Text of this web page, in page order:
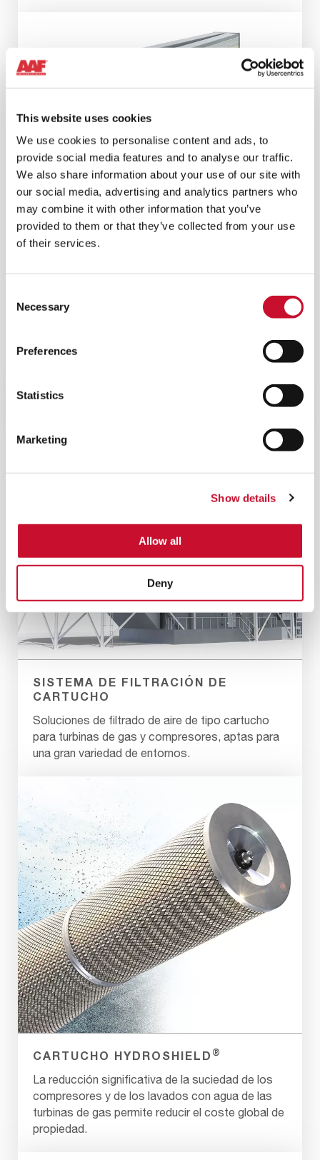
This website uses cookies
We use cookies to personalise content and ads, to
provide social media features and to analyse our traffic.
We also share information about your use of our site with
our social media, advertising and analytics partners who
may combine it with other information that you’ve
provided to them or that they’ve collected from your use
of their services.
Selection
Necessary
Preferences
Statistics
Marketing
Show details
Allow all
Deny
Filtro ASC para turbinas de gas que reduce
compresores y el lavado con agua, lo que se
traduce en una reducción del coste global de la
SISTEMA DE FILTRACIÓN DE
CARTUCHO
Soluciones de filtrado de aire de tipo cartucho
para turbinas de gas y compresores, aptas para
una gran variedad de entornos.
CARTUCHO HYDROSHIELD ®
La reducción significativa de la suciedad de los
compresores y de los lavados con agua de las
turbinas de gas permite reducir el coste global de
propiedad.